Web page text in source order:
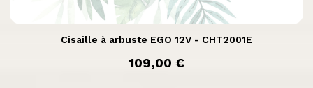
Aperçu rapide
Cisaille à arbuste EGO 12V - CHT2001E
prix
109,00 €